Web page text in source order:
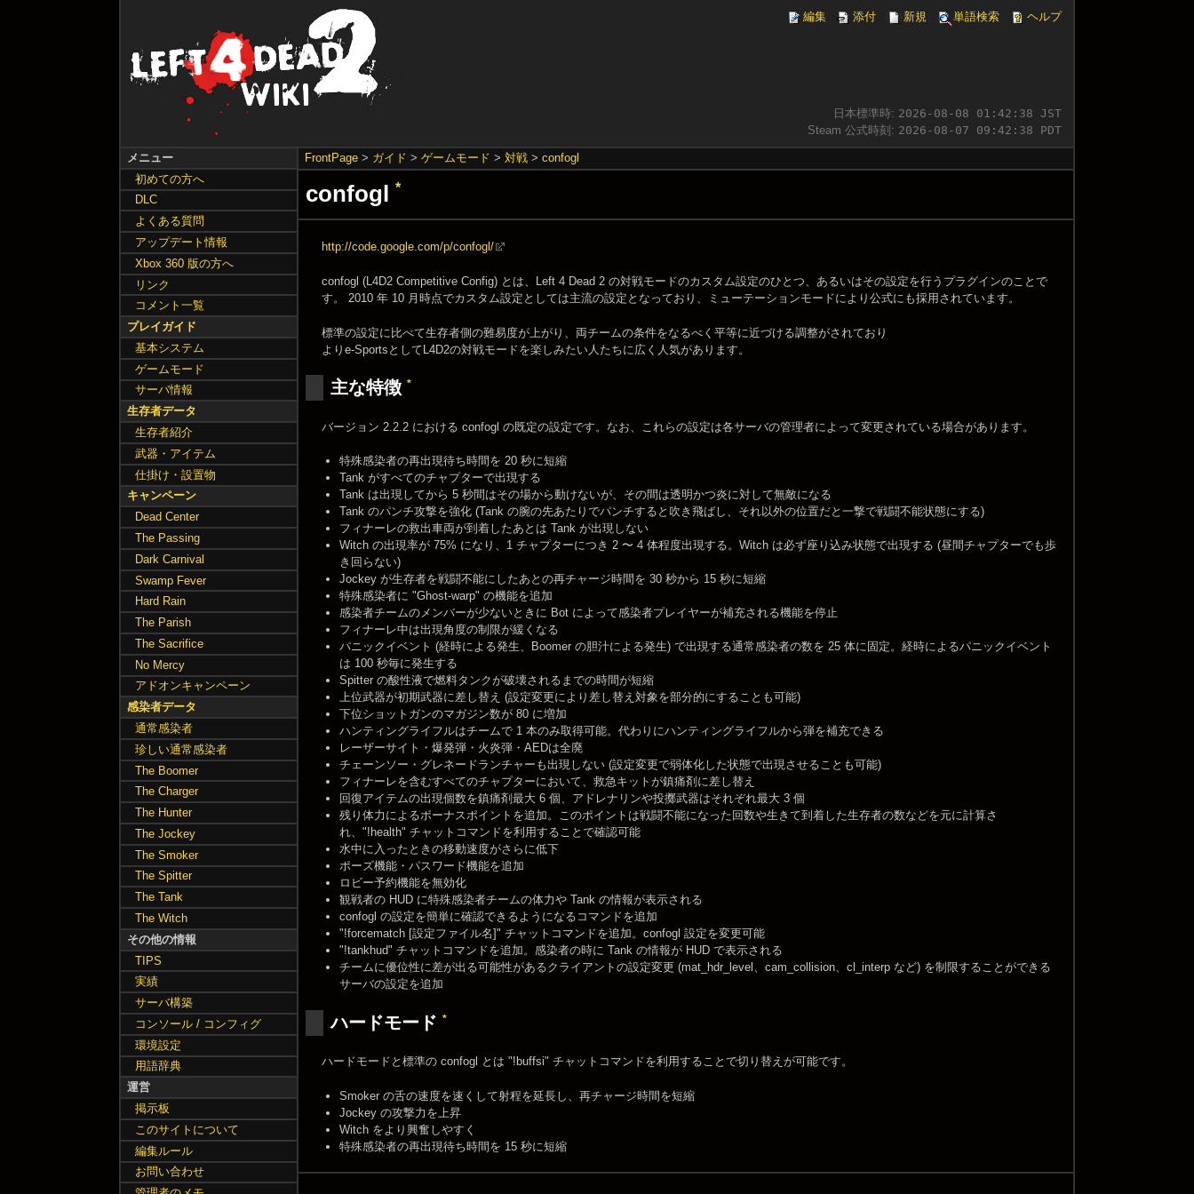
編集 添付 新規 単語検索 ヘルプ
日本標準時: 2026-08-08 01:42:38 JST
Steam 公式時刻: 2026-08-07 09:42:38 PDT
FrontPage> ガイド > ゲームモード > 対戦> confogl
confogl*
http://code.google.com/p/confogl/
confogl (L4D2 Competitive Config) とは、Left 4 Dead 2 の対戦モードのカスタム設定のひとつ、あるいはその設定を行うプラグインのことで
す。 2010 年 10 月時点でカスタム設定としては主流の設定となっており、ミューテーションモードにより公式にも採用されています。
標準の設定に比べて生存者側の難易度が上がり、両チームの条件をなるべく平等に近づける調整がされており
よりe-SportsとしてL4D2の対戦モードを楽しみたい人たちに広く人気があります。
主な特徴 *
バージョン 2.2.2 における confogl の既定の設定です。なお、これらの設定は各サーバの管理者によって変更されている場合があります。
特殊感染者の再出現待ち時間を 20 秒に短縮
Tank がすべてのチャプターで出現する
Tank は出現してから 5 秒間はその場から動けないが、その間は透明かつ炎に対して無敵になる
Tank のパンチ攻撃を強化 (Tank の腕の先あたりでパンチすると吹き飛ばし、それ以外の位置だと一撃で戦闘不能状態にする)
フィナーレの救出車両が到着したあとは Tank が出現しない
Witch の出現率が 75% になり、1 チャプターにつき 2 〜 4 体程度出現する。Witch は必ず座り込み状態で出現する (昼間チャプターでも歩
き回らない)
Jockey が生存者を戦闘不能にしたあとの再チャージ時間を 30 秒から 15 秒に短縮
特殊感染者に "Ghost-warp" の機能を追加
感染者チームのメンバーが少ないときに Bot によって感染者プレイヤーが補充される機能を停止
フィナーレ中は出現角度の制限が緩くなる
パニックイベント (経時による発生、Boomer の胆汁による発生) で出現する通常感染者の数を 25 体に固定。経時によるパニックイベント
は 100 秒毎に発生する
Spitter の酸性液で燃料タンクが破壊されるまでの時間が短縮
上位武器が初期武器に差し替え (設定変更により差し替え対象を部分的にすることも可能)
下位ショットガンのマガジン数が 80 に増加
ハンティングライフルはチームで 1 本のみ取得可能。代わりにハンティングライフルから弾を補充できる
レーザーサイト・爆発弾・火炎弾・AEDは全廃
チェーンソー・グレネードランチャーも出現しない (設定変更で弱体化した状態で出現させることも可能)
フィナーレを含むすべてのチャプターにおいて、救急キットが鎮痛剤に差し替え
回復アイテムの出現個数を鎮痛剤最大 6 個、アドレナリンや投擲武器はそれぞれ最大 3 個
残り体力によるボーナスポイントを追加。このポイントは戦闘不能になった回数や生きて到着した生存者の数などを元に計算さ
れ、"!health" チャットコマンドを利用することで確認可能
水中に入ったときの移動速度がさらに低下
ポーズ機能・パスワード機能を追加
ロビー予約機能を無効化
観戦者の HUD に特殊感染者チームの体力や Tank の情報が表示される
confogl の設定を簡単に確認できるようになるコマンドを追加
"!forcematch [設定ファイル名]" チャットコマンドを追加。confogl 設定を変更可能
"!tankhud" チャットコマンドを追加。感染者の時に Tank の情報が HUD で表示される
チームに優位性に差が出る可能性があるクライアントの設定変更 (mat_hdr_level、cam_collision、cl_interp など) を制限することができる
サーバの設定を追加
ハードモード *
ハードモードと標準の confogl とは "!buffsi" チャットコマンドを利用することで切り替えが可能です。
Smoker の舌の速度を速くして射程を延長し、再チャージ時間を短縮
Jockey の攻撃力を上昇
Witch をより興奮しやすく
特殊感染者の再出現待ち時間を 15 秒に短縮
メニュー
初めての方へ
DLC
よくある質問
アップデート情報
Xbox 360 版の方へ
リンク
コメント一覧
プレイガイド
基本システム
ゲームモード
サーバ情報
生存者データ
生存者紹介
武器・アイテム
仕掛け・設置物
キャンペーン
Dead Center
The Passing
Dark Carnival
Swamp Fever
Hard Rain
The Parish
The Sacrifice
No Mercy
アドオンキャンペーン
感染者データ
通常感染者
珍しい通常感染者
The Boomer
The Charger
The Hunter
The Jockey
The Smoker
The Spitter
The Tank
The Witch
その他の情報
TIPS
実績
サーバ構築
コンソール / コンフィグ
環境設定
用語辞典
運営
掲示板
このサイトについて
編集ルール
お問い合わせ